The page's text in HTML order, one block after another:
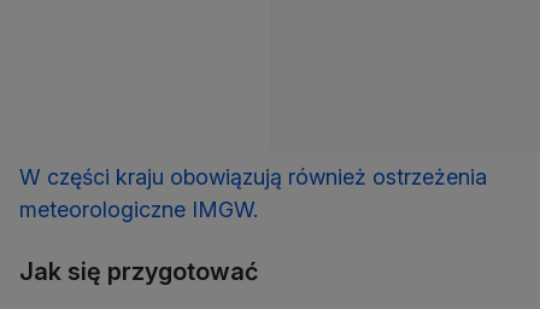
W części kraju obowiązują również ostrzeżenia
meteorologiczne IMGW.
Jak się przygotować